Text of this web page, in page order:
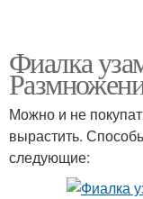
Фиалка
Можно и не
вырастить.
следующие: